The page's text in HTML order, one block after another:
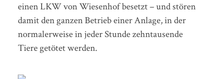
einen LKW von Wiesenhof besetzt – und stören
damit den ganzen Betrieb einer Anlage, in der
normalerweise in jeder Stunde zehntausende
Tiere getötet werden.